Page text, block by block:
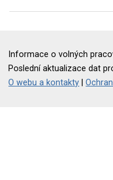
Informace o volných
Poslední aktualizace dat
O webu a kontakty |